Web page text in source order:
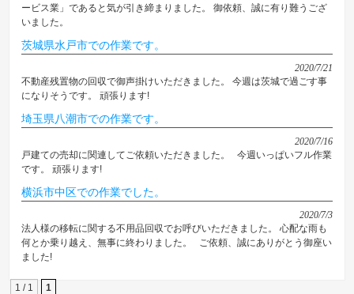
ービス業」であると気が引き締まりました。 御依頼、誠に有り難うござ
いました。
茨城県水戸市での作業です。
2020/7/21
不動産残置物の回収で御声掛けいただきました。 今週は茨城で過ごす事
になりそうです。 頑張ります!
埼玉県八潮市での作業です。
2020/7/16
戸建ての売却に関連してご依頼いただきました。 今週いっぱいフル作業
です。 頑張ります!
横浜市中区での作業でした。
2020/7/3
法人様の移転に関する不用品回収でお呼びいただきました。 心配な雨も
何とか乗り越え、無事に終わりました。 ご依頼、誠にありがとう御座い
ました!
1 / 1 1